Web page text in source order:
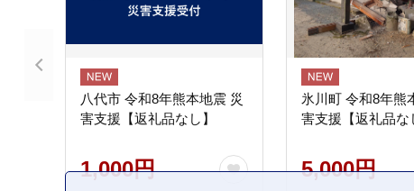
八代市 令和8年熊本地震 災
害支援【返礼品なし】
1,000円
氷川町 令和8年熊
害支援【返礼品な
5,000円